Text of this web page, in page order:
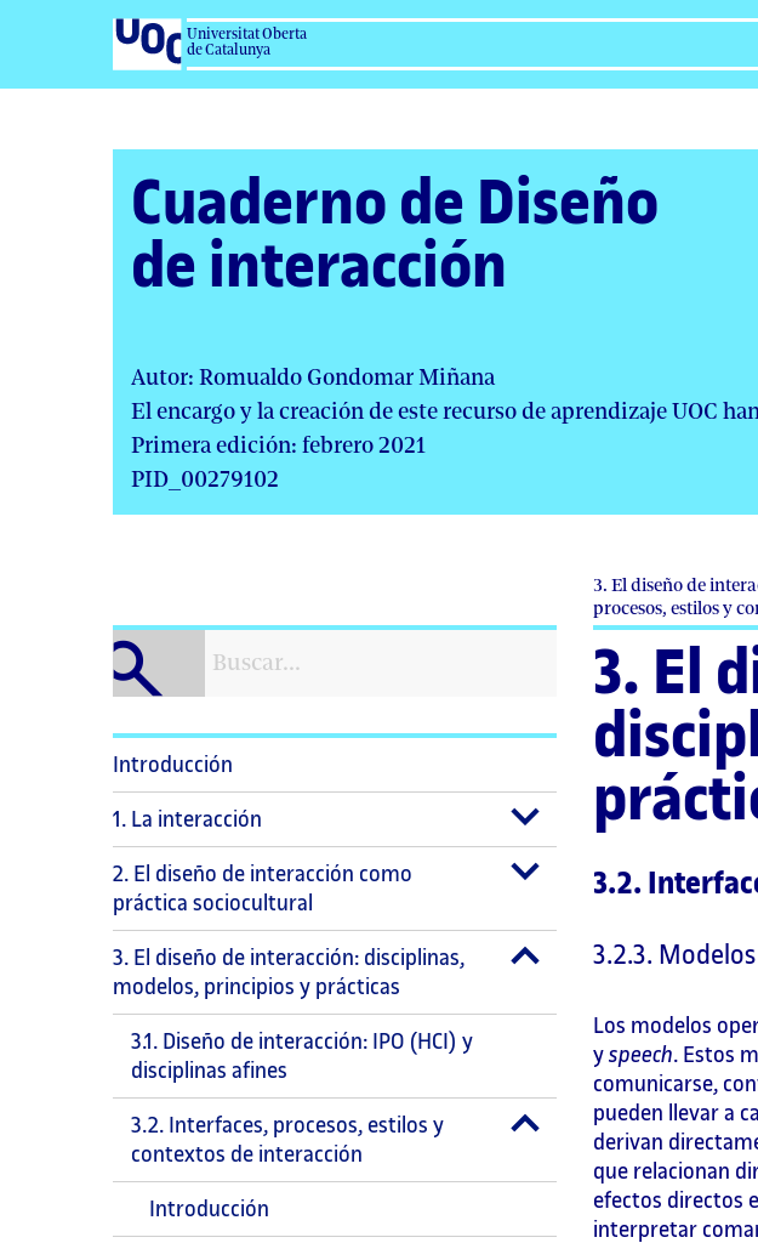
Universitat Oberta
de Catalunya
Cuaderno de Diseño
de interacción
Autor: Romualdo Gondomar Miñana
El encargo y la creación de este recurso de aprendizaje UOC
Primera edición: febrero 2021
PID_00279102
3. El diseño de
procesos, estilos y
Introducción
1. La interacción
2. El diseño de interacción como
práctica sociocultural
3. El diseño de interacción: disciplinas,
modelos, principios y prácticas
3.1. Diseño de interacción: IPO (HCI) y
disciplinas afines
3.2. Interfaces, procesos, estilos y
contextos de interacción
Introducción
3. El
3.2.
3.2.3.
Los modelos
y speech. Estos
comunicarse,
pueden llevar a
derivan
que relacionan
efectos directos
interpretar